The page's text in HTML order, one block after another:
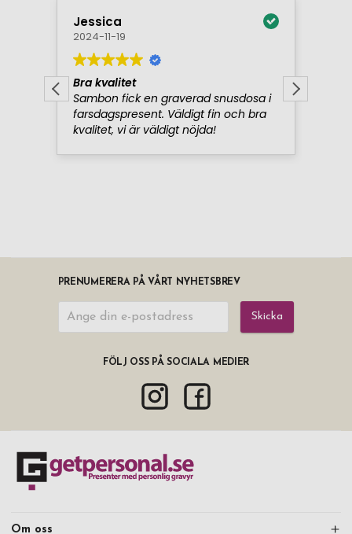
PRENUMERERA PÅ VÅRT NYHETSBREV
Skicka
FÖLJ OSS PÅ SOCIALA MEDIER
Om oss